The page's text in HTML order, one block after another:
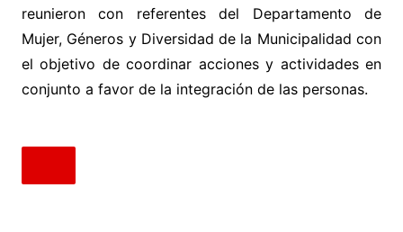
reunieron con referentes del Departamento de
Mujer, Géneros y Diversidad de la Municipalidad con
el objetivo de coordinar acciones y actividades en
conjunto a favor de la integración de las personas.